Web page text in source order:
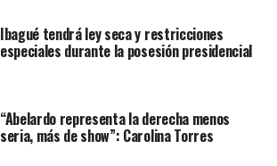
Ibagué tendrá ley seca y restricciones
especiales durante la posesión presidencial
“Abelardo representa la derecha menos
seria, más de show”: Carolina Torres